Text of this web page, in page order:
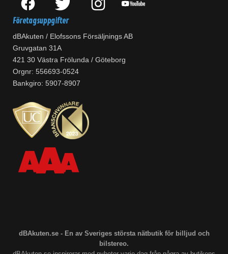
Företagsuppgifter
dBAkuten / Elofssons Försäljnings AB
Gruvgatan 31A
421 30 Västra Frölunda / Göteborg
Orgnr: 556693-0524
Bankgiro: 5907-8907
dBAkuten.se - En av Sveriges största nätbutik för billjud och
bilstereo.